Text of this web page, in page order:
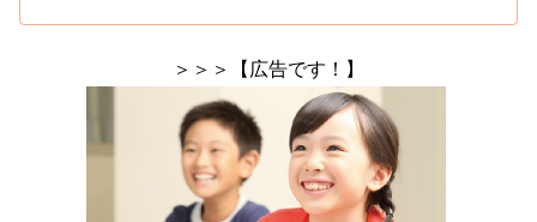
＞＞＞【広告です！】